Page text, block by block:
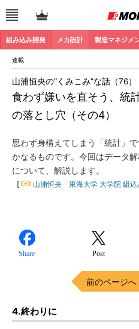
組み込み開発 メカ設計 製造マネジメ
連載
食わず嫌いを直そう、統
の落とし穴（その4）
山浦恒央の“くみこみ”な話（76）
思わず身構えてしまう「統計」
かなるものです。今回はデータ解
について、解説します。
[ 山浦恒央 東海大学 大学院 組込
Share Post
前のページへ
4.終わりに